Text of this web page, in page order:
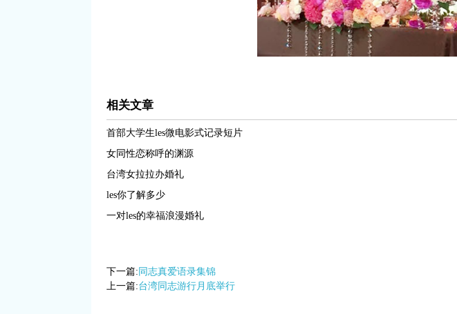
相关文章
首部大学生les微电影式记录短片
女同性恋称呼的渊源
台湾女拉拉办婚礼
les你了解多少
一对les的幸福浪漫婚礼
下一篇: 同志真爱语录集锦
上一篇:台湾同志游行月底举行